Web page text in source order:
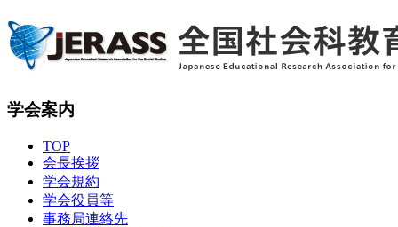
学会案内
TOP
会長挨拶
学会規約
学会役員等
事務局連絡先